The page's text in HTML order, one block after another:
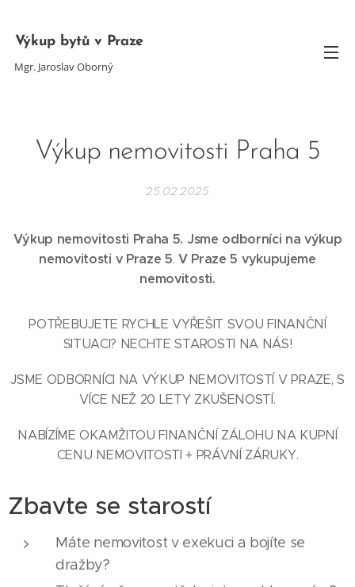
Výkup bytů v Praze
Mgr. Jaroslav Oborný
Výkup nemovitosti Praha 5
25.02.2025
Výkup nemovitosti Praha 5. Jsme odborníci na výkup
nemovitosti v Praze 5. V Praze 5 vykupujeme
nemovitosti.
POTŘEBUJETE RYCHLE VYŘEŠIT SVOU FINANČNÍ
SITUACI? NECHTE STAROSTI NA NÁS!
JSME ODBORNÍCI NA VÝKUP NEMOVITOSTÍ V PRAZE, S
VÍCE NEŽ 20 LETY ZKUŠENOSTÍ.
NABÍZÍME OKAMŽITOU FINANČNÍ ZÁLOHU NA KUPNÍ
CENU NEMOVITOSTI + PRÁVNÍ ZÁRUKY.
Zbavte se starostí
Máte nemovitost v exekuci a bojíte se
dražby?